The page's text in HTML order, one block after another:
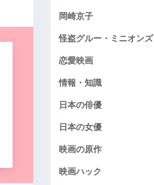
岡崎京子
怪盗グルー・ミニオンズ
恋愛映画
情報・知識
日本の俳優
日本の女優
映画の原作
映画ハック